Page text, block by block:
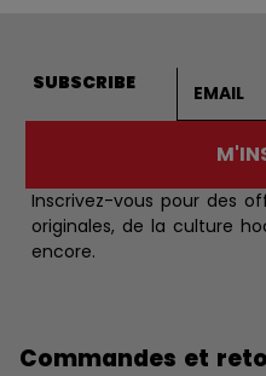
SUBSCRIBE
Inscrivez-vous pour des
originales, de la culture
encore.
Commandes et